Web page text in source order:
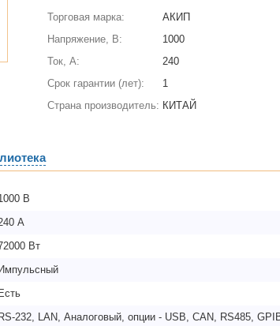
Торговая марка:
АКИП
Напряжение, В:
1000
Ток, А:
240
Срок гарантии (лет):
1
Страна производитель: КИТАЙ
В
А
Вт
Импульсный
Есть
RS-232, LAN, Аналоговый, опции - USB, CAN, RS485,